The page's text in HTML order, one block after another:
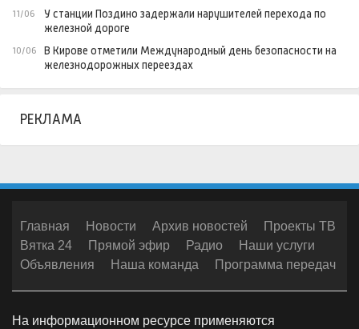
11/06
У станции Поздино задержали нарушителей перехода по
железной дороге
10/06
В Кирове отметили Международный день безопасности на
железнодорожных переездах
РЕКЛАМА
Главная Новости Архив новостей
Проекты ТВ
Вятка 24
Прямой эфир Радио
Наши услуги
Объявления
Наша команда Программа передач
На информационном ресурсе применяются